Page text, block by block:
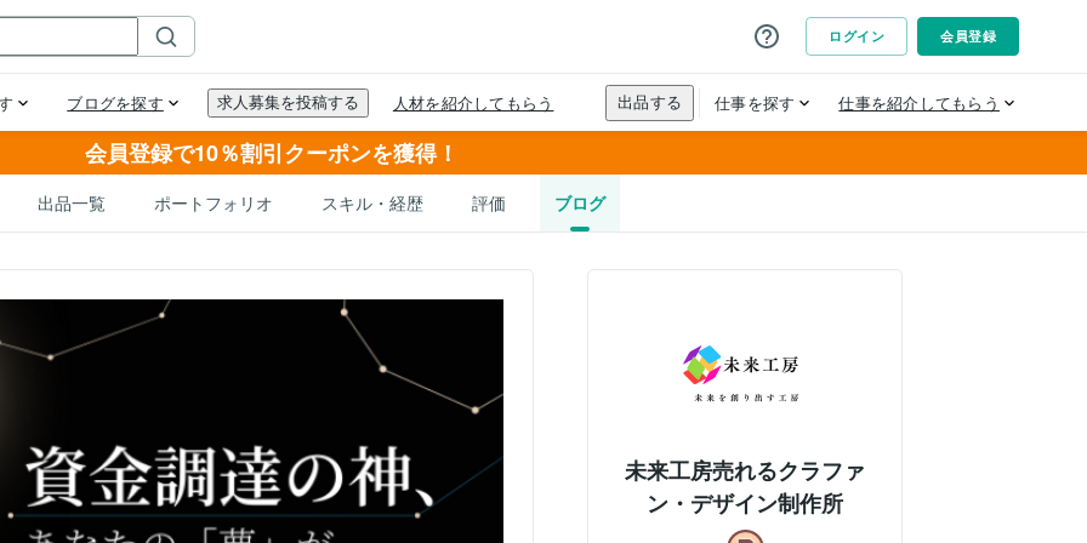
会員登録で10％割引クーポンを獲得！
出品一覧 ポートフォリオ スキル・経歴 評価 ブログ
未来工房売れるクラファ
ン・デザイン制作所